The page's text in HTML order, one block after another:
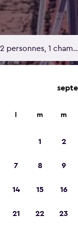
2 personnes, 1
m m
1 2
7 8 9
14 15 16
21 22 23